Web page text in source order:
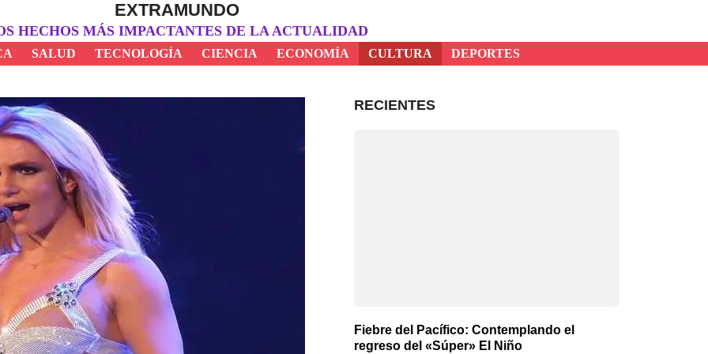
EXTRAMUNDO
HECHOS MÁS IMPACTANTES DE LA ACTUALIDAD
SALUD TECNOLOGÍA CIENCIA ECONOMÍA CULTURA DEPORTES
RECIENTES
Fiebre del Pacífico: Contemplando el
regreso del «Súper» El Niño